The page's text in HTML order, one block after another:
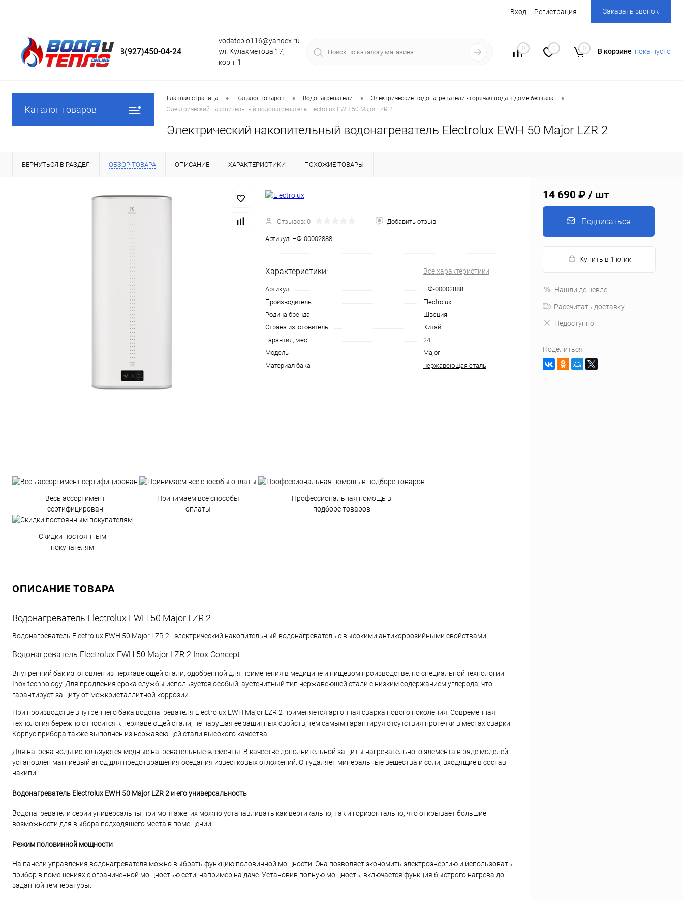
Вход Регистрация Заказать звонок
8(927)450-04-24
vodateplo116@yandex.ru
ул. Кулахметова 17,
корп. 1
0 0 0 В корзине пока пусто
Каталог товаров
Главная страница • Каталог товаров • Водонагреватели • Электрические водонагреватели - горячая вода в доме без газа •
Электрический накопительный водонагреватель Electrolux EWH 50 Major LZR 2
Электрический накопительный водонагреватель Electrolux EWH 50 Major LZR 2
ВЕРНУТЬСЯ В РАЗДЕЛ ОБЗОР ТОВАРА ОПИСАНИЕ ХАРАКТЕРИСТИКИ ПОХОЖИЕ ТОВАРЫ
Отзывов: 0 Добавить отзыв
Артикул: НФ-00002888
Характеристики: Все характеристики
Артикул
НФ-00002888
Производитель
Electrolux
Родина бренда
Швеция
Страна изготовитель
Китай
Гарантия, мес
24
Модель
Major
Материал бака
нержавеющая сталь
Весь ассортимент
сертифицирован
Принимаем все способы
оплаты
Профессиональная помощь в
подборе товаров
Скидки постоянным
покупателям
ОПИСАНИЕ ТОВАРА
Водонагреватель Electrolux EWH 50 Major LZR 2
Водонагреватель Electrolux EWH 50 Major LZR 2 - электрический накопительный водонагреватель с высокими антикоррозийными свойствами.
Водонагреватель Electrolux EWH 50 Major LZR 2 Inox Concept
Внутренний бак изготовлен из нержавеющей стали, одобренной для применения в медицине и пищевом производстве, по специальной технологии
Inox technology. Для продления срока службы используется особый, аустенитный тип нержавеющей стали с низким содержанием углерода, что
гарантирует защиту от межкристаллитной коррозии.
При производстве внутреннего бака водонагревателя Electrolux EWH Major LZR 2 применяется аргонная сварка нового поколения. Современная
технология бережно относится к нержавеющей стали, не нарушая ее защитных свойств, тем самым гарантируя отсутствия протечки в местах сварки.
Корпус прибора также выполнен из нержавеющей стали высокого качества.
Для нагрева воды используются медные нагревательные элементы. В качестве дополнительной защиты нагревательного элемента в ряде моделей
установлен магниевый анод для предотвращения оседания известковых отложений. Он удаляет минеральные вещества и соли, входящие в состав
накипи.
Водонагреватель Electrolux EWH 50 Major LZR 2 и его универсальность
Водонагреватели серии универсальны при монтаже: их можно устанавливать как вертикально, так и горизонтально, что открывает большие
возможности для выбора подходящего места в помещении.
Режим половинной мощности
На панели управления водонагревателя можно выбрать функцию половинной мощности. Она позволяет экономить электроэнергию и использовать
прибор в помещениях с ограниченной мощностью сети, например на даче. Установив полную мощность, включается функция быстрого нагрева до
заданной температуры.
14 690 ₽ / шт
Подписаться
Купить в 1 клик
Нашли дешевле
Рассчитать доставку
Недоступно
Поделиться